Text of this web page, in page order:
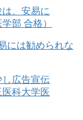
には勧められな